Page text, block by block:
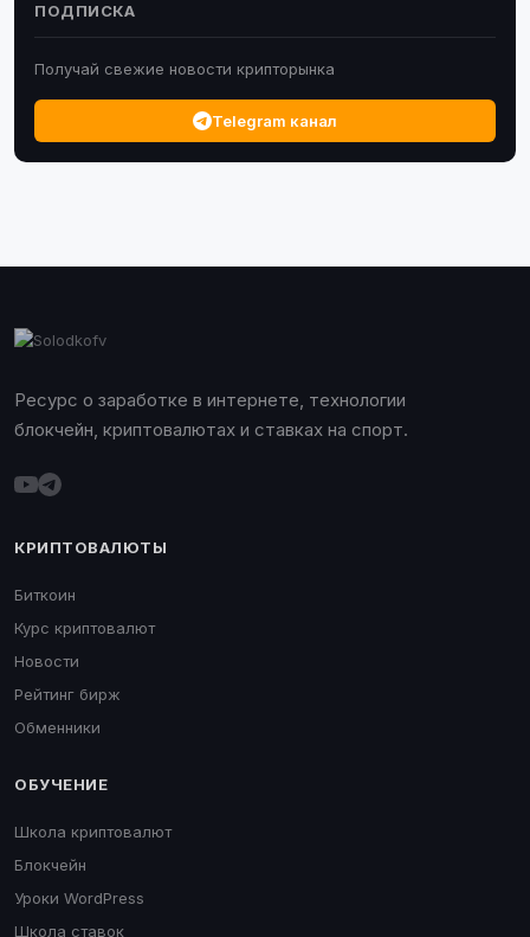
ПОДПИСКА
Получай свежие новости крипторынка
Telegram канал
Ресурс о заработке в интернете, технологии
блокчейн, криптовалютах и ставках на спорт.
КРИПТОВАЛЮТЫ
Биткоин
Курс криптовалют
Новости
Рейтинг бирж
Обменники
ОБУЧЕНИЕ
Школа криптовалют
Блокчейн
Уроки WordPress
Школа ставок